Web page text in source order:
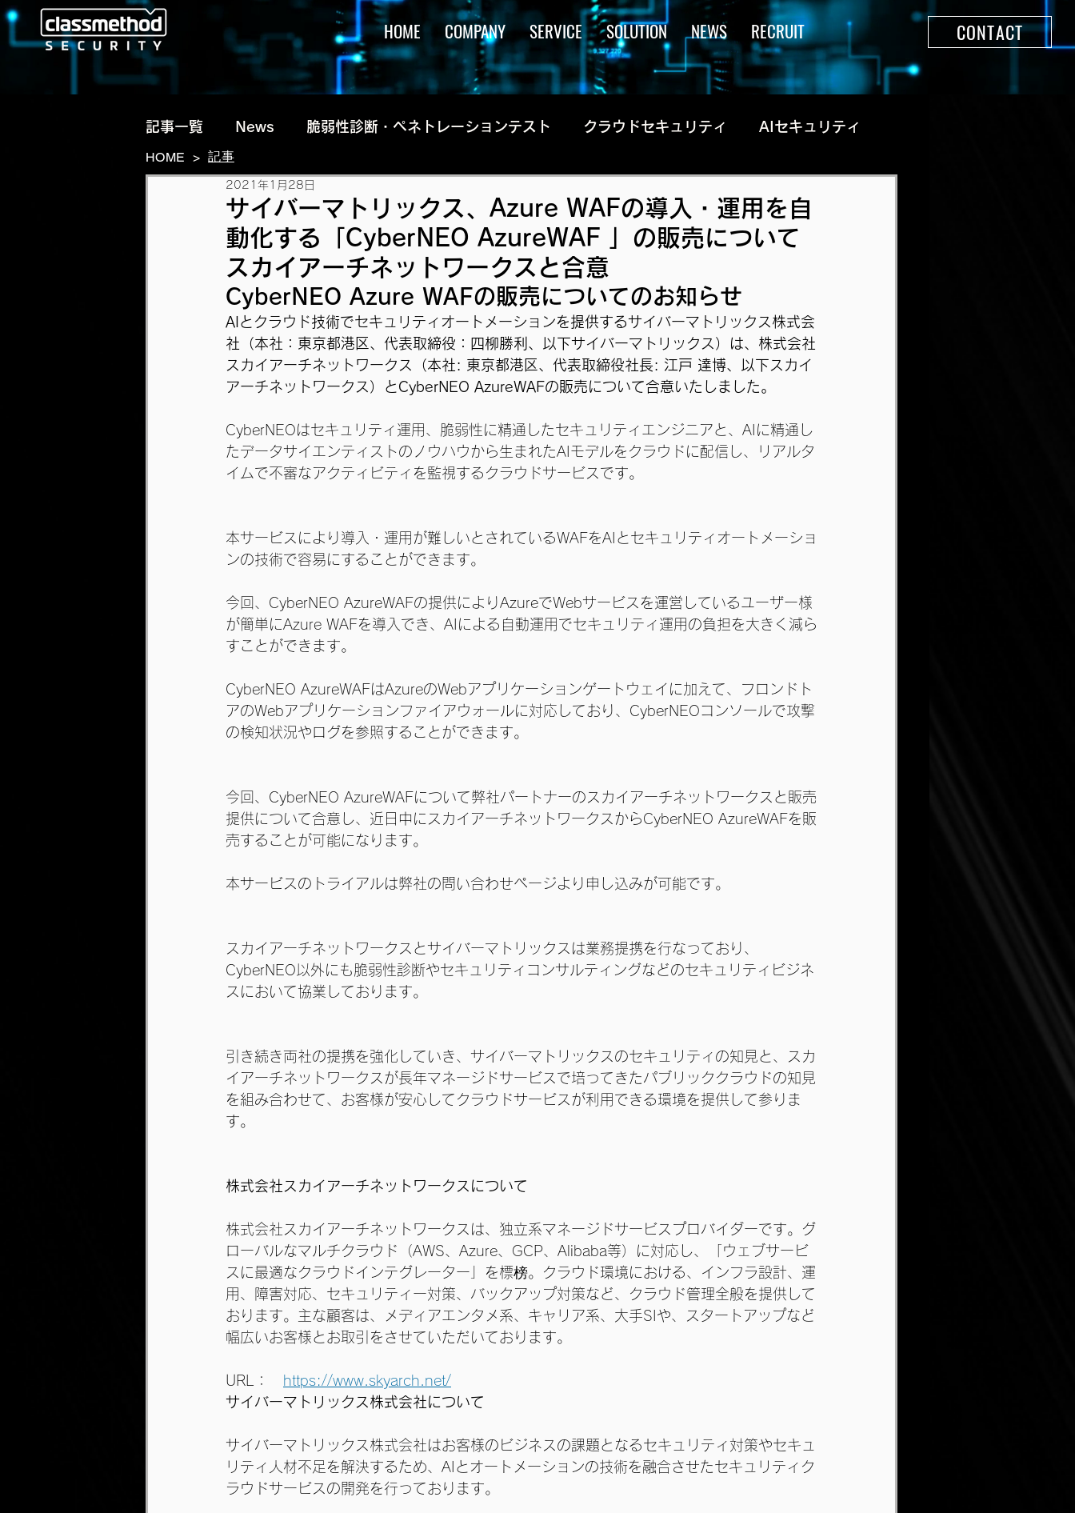
HOME COMPANY SERVICE SOLUTION NEWS RECRUIT CONTACT
記事一覧 News 脆弱性診断・ペネトレーションテスト クラウドセキュリティ AIセキュリティ
脅威動向・リサーチ
サイバーマトリックス、Azure WAFの導入・運用を自
動化する「CyberNEO AzureWAF 」の販売について
スカイアーチネットワークスと合意
2021年1月28日
CyberNEO Azure WAFの販売についてのお知らせ
AIとクラウド技術でセキュリティオートメーションを提供するサイバーマトリックス株式会
社（本社：東京都港区、代表取締役：四柳勝利、以下サイバーマトリックス）は、株式会社
スカイアーチネットワークス（本社: 東京都港区、代表取締役社長: 江戸 達博、以下スカイ
アーチネットワークス）とCyberNEO AzureWAFの販売について合意いたしました。
CyberNEOはセキュリティ運用、脆弱性に精通したセキュリティエンジニアと、AIに精通し
たデータサイエンティストのノウハウから生まれたAIモデルをクラウドに配信し、リアルタ
イムで不審なアクティビティを監視するクラウドサービスです。
本サービスにより導入・運用が難しいとされているWAFをAIとセキュリティオートメーショ
ンの技術で容易にすることができます。
今回、CyberNEO AzureWAFの提供によりAzureでWebサービスを運営しているユーザー様
が簡単にAzure WAFを導入でき、AIによる自動運用でセキュリティ運用の負担を大きく減ら
すことができます。
CyberNEO AzureWAFはAzureのWebアプリケーションゲートウェイに加えて、フロンドト
アのWebアプリケーションファイアウォールに対応しており、CyberNEOコンソールで攻撃
の検知状況やログを参照することができます。
今回、CyberNEO AzureWAFについて弊社パートナーのスカイアーチネットワークスと販売
提供について合意し、近日中にスカイアーチネットワークスからCyberNEO AzureWAFを販
売することが可能になります。
本サービスのトライアルは弊社の問い合わせページより申し込みが可能です。
スカイアーチネットワークスとサイバーマトリックスは業務提携を行なっており、
CyberNEO以外にも脆弱性診断やセキュリティコンサルティングなどのセキュリティビジネ
スにおいて協業しております。
引き続き両社の提携を強化していき、サイバーマトリックスのセキュリティの知見と、スカ
イアーチネットワークスが長年マネージドサービスで培ってきたパブリッククラウドの知見
を組み合わせて、お客様が安心してクラウドサービスが利用できる環境を提供して参りま
す。
株式会社スカイアーチネットワークスについて
株式会社スカイアーチネットワークスは、独立系マネージドサービスプロバイダーです。グ
ローバルなマルチクラウド（AWS、Azure、GCP、Alibaba等）に対応し、「ウェブサービ
スに最適なクラウドインテグレーター」を標榜。クラウド環境における、インフラ設計、運
用、障害対応、セキュリティー対策、バックアップ対策など、クラウド管理全般を提供して
おります。主な顧客は、メディアエンタメ系、キャリア系、大手SIや、スタートアップなど
幅広いお客様とお取引をさせていただいております。
URL：
https://www.skyarch.net/
サイバーマトリックス株式会社について
サイバーマトリックス株式会社はお客様のビジネスの課題となるセキュリティ対策やセキュ
リティ人材不足を解決するため、AIとオートメーションの技術を融合させたセキュリティク
ラウドサービスの開発を行っております。
HOME > 記事